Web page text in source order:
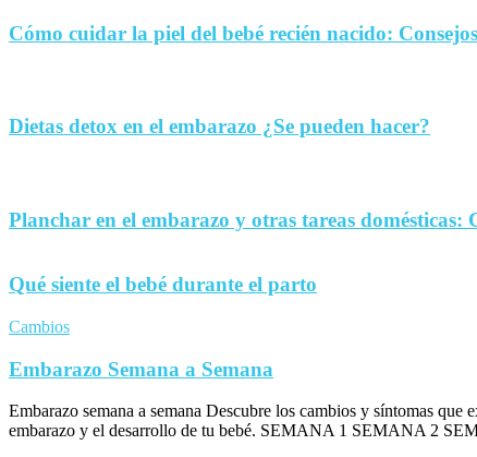
Cómo cuidar la piel del bebé recién nacido: Consejos
Dietas detox en el embarazo ¿Se pueden hacer?
Planchar en el embarazo y otras tareas domésticas:
Qué siente el bebé durante el parto
Cambios
Embarazo Semana a Semana
Embarazo semana a semana Descubre los cambios y síntomas que
embarazo y el desarrollo de tu bebé. SEMANA 1 SEMANA 2